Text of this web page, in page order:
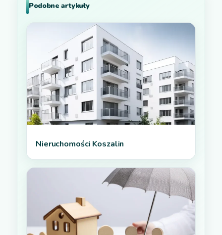
Podobne artykuły
Nieruchomości Koszalin